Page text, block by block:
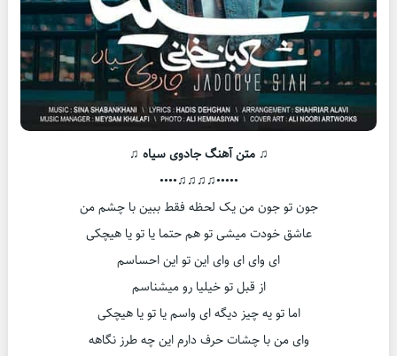
♫ متن آهنگ جادوی سیاه ♫
•••••♫♫♫♫••••
جون تو جون من یک لحظه فقط ببین با چشم من
عاشق خودت میشی تو هم حتما یا تو یا هیچکی
ای وای ای وای این تو این احساسم
از قبل تو خیلیا رو میشناسم
اما تو یه چیز دیگه ای واسم یا تو یا هیچکی
وای من با چشات حرف دارم این چه طرز نگاهه